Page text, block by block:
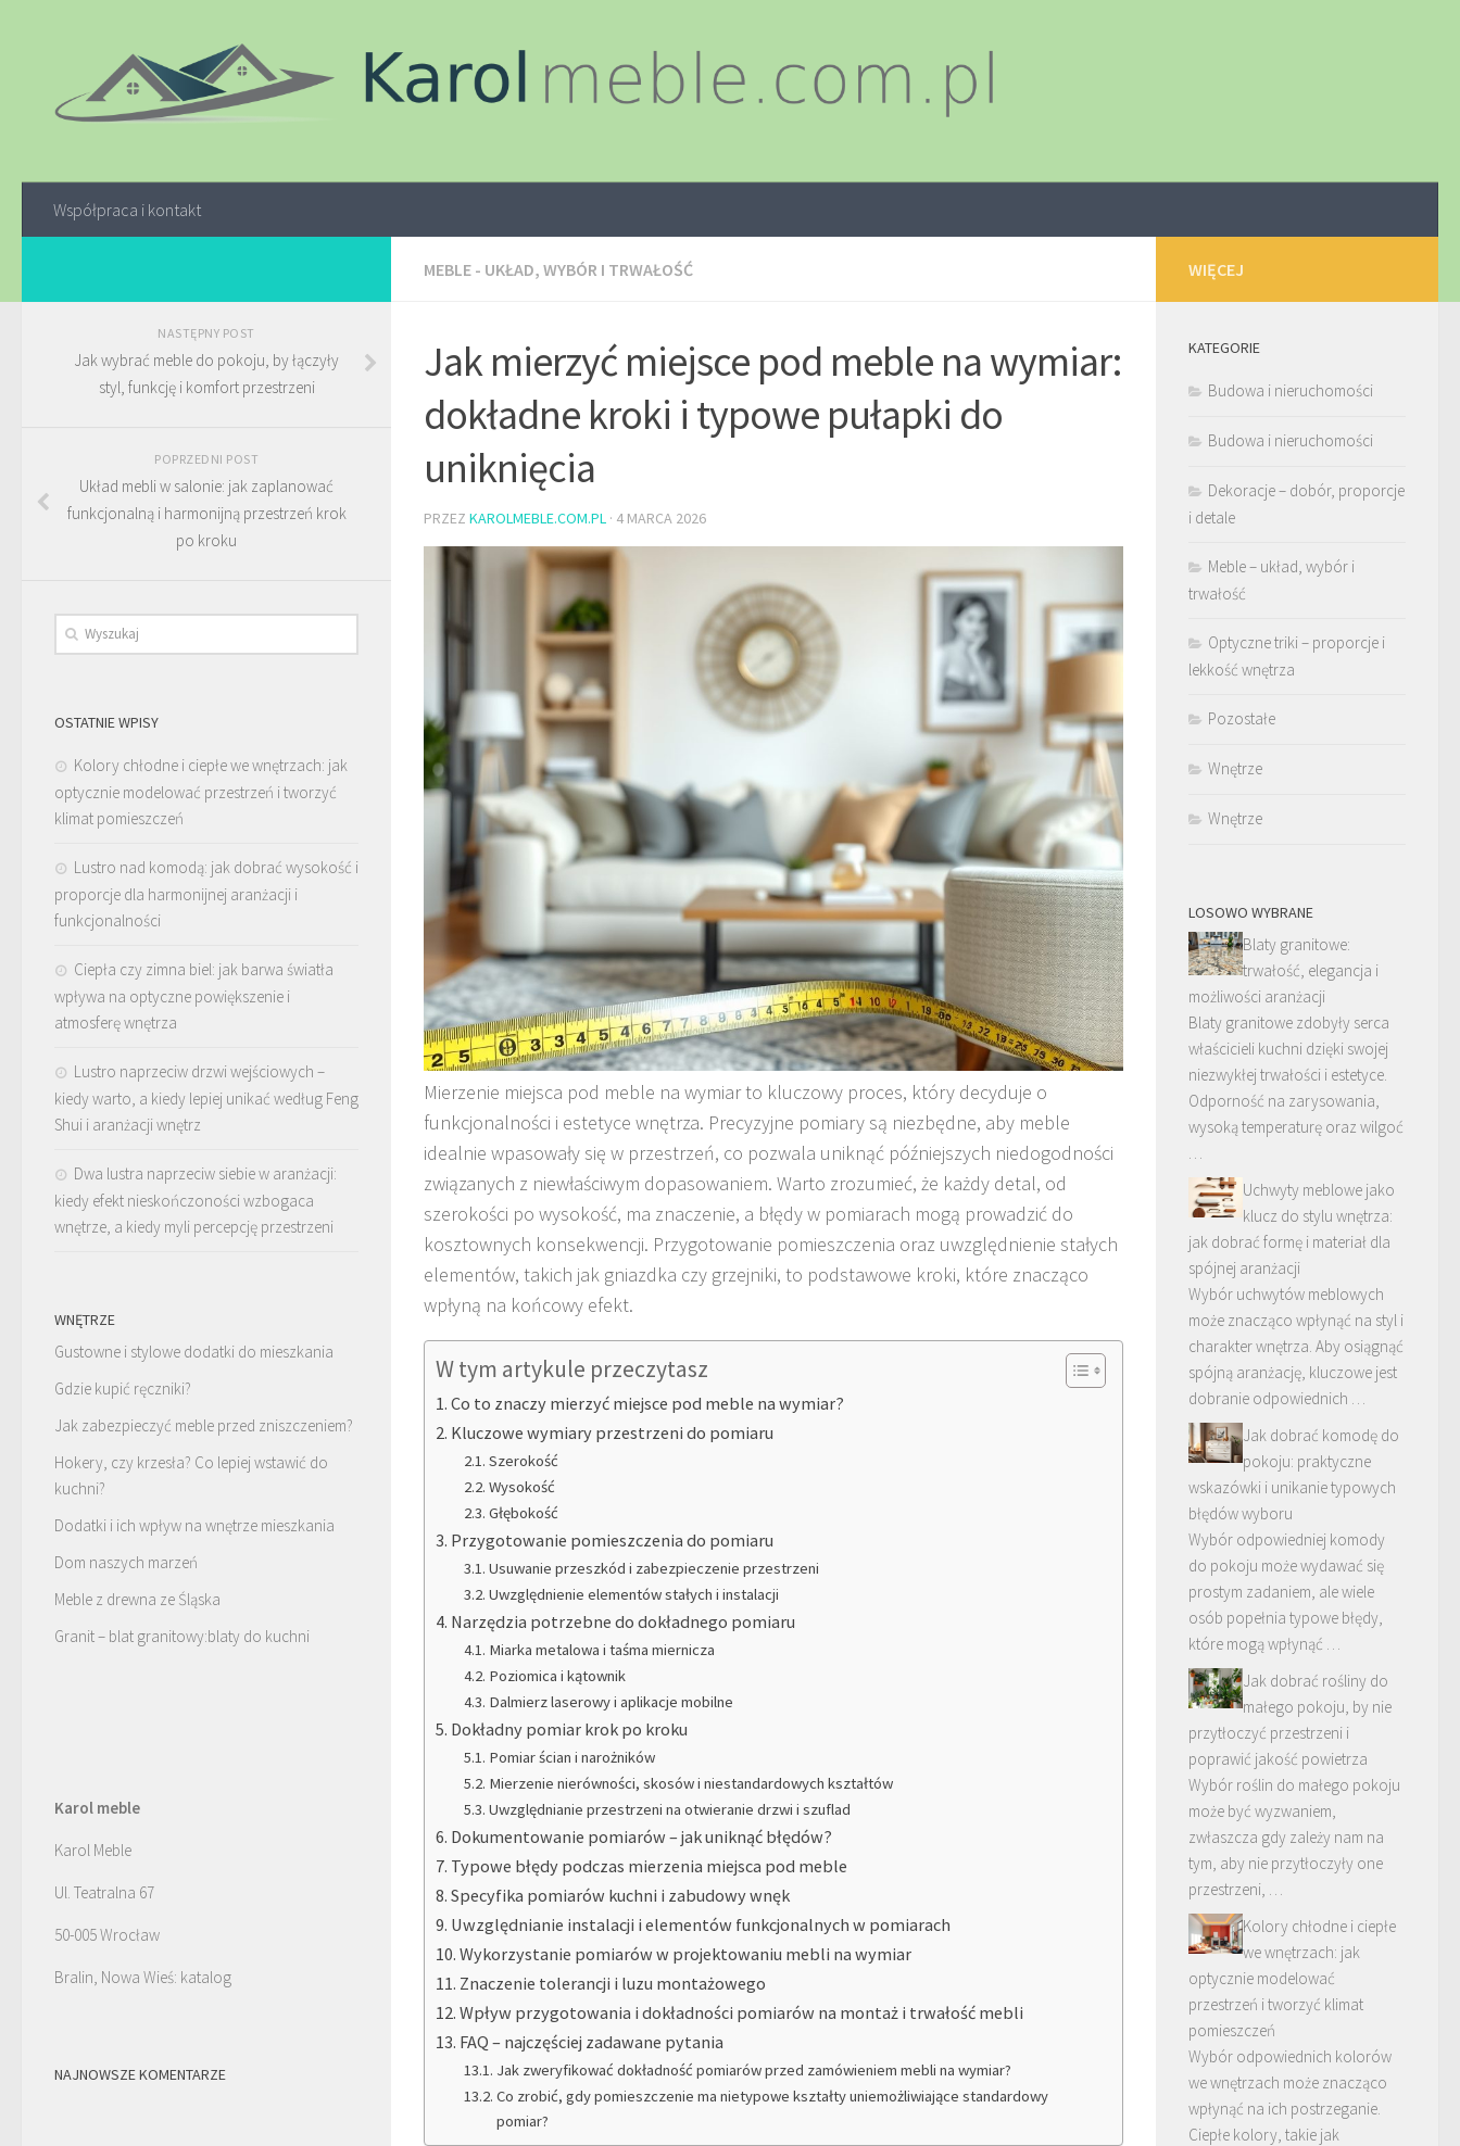
Współpraca i kontakt
MEBLE - UKŁAD, WYBÓR I TRWAŁOŚĆ
Jak mierzyć miejsce pod meble na wymiar:
dokładne kroki i typowe pułapki do
uniknięcia
PRZEZ KAROLMEBLE.COM.PL · 4 MARCA 2026
Mierzenie miejsca pod meble na wymiar to kluczowy proces, który decyduje o
funkcjonalności i estetyce wnętrza. Precyzyjne pomiary są niezbędne, aby meble
idealnie wpasowały się w przestrzeń, co pozwala uniknąć późniejszych niedogodności
związanych z niewłaściwym dopasowaniem. Warto zrozumieć, że każdy detal, od
szerokości po wysokość, ma znaczenie, a błędy w pomiarach mogą prowadzić do
kosztownych konsekwencji. Przygotowanie pomieszczenia oraz uwzględnienie stałych
elementów, takich jak gniazdka czy grzejniki, to podstawowe kroki, które znacząco
wpłyną na końcowy efekt.
W tym artykule przeczytasz
Co to znaczy mierzyć miejsce pod meble na wymiar?
Kluczowe wymiary przestrzeni do pomiaru
Szerokość
Wysokość
Głębokość
Przygotowanie pomieszczenia do pomiaru
Usuwanie przeszkód i zabezpieczenie przestrzeni
Uwzględnienie elementów stałych i instalacji
Narzędzia potrzebne do dokładnego pomiaru
Miarka metalowa i taśma miernicza
Poziomica i kątownik
Dalmierz laserowy i aplikacje mobilne
Dokładny pomiar krok po kroku
Pomiar ścian i narożników
Mierzenie nierówności, skosów i niestandardowych kształtów
Uwzględnianie przestrzeni na otwieranie drzwi i szuflad
Dokumentowanie pomiarów – jak uniknąć błędów?
Typowe błędy podczas mierzenia miejsca pod meble
Specyfika pomiarów kuchni i zabudowy wnęk
Uwzględnianie instalacji i elementów funkcjonalnych w pomiarach
Wykorzystanie pomiarów w projektowaniu mebli na wymiar
Znaczenie tolerancji i luzu montażowego
Wpływ przygotowania i dokładności pomiarów na montaż i trwałość mebli
FAQ – najczęściej zadawane pytania
Jak zweryfikować dokładność pomiarów przed zamówieniem mebli na wymiar?
Co zrobić, gdy pomieszczenie ma nietypowe kształty uniemożliwiające standardowy
pomiar?
NASTĘPNY POST
Jak wybrać meble do pokoju, by łączyły
styl, funkcję i komfort przestrzeni
POPRZEDNI POST
Układ mebli w salonie: jak zaplanować
funkcjonalną i harmonijną przestrzeń krok
po kroku
OSTATNIE WPISY
Kolory chłodne i ciepłe we wnętrzach: jak
optycznie modelować przestrzeń i tworzyć
klimat pomieszczeń
Lustro nad komodą: jak dobrać wysokość i
proporcje dla harmonijnej aranżacji i
funkcjonalności
Ciepła czy zimna biel: jak barwa światła
wpływa na optyczne powiększenie i
atmosferę wnętrza
Lustro naprzeciw drzwi wejściowych –
kiedy warto, a kiedy lepiej unikać według Feng
Shui i aranżacji wnętrz
Dwa lustra naprzeciw siebie w aranżacji:
kiedy efekt nieskończoności wzbogaca
wnętrze, a kiedy myli percepcję przestrzeni
WNĘTRZE
Gustowne i stylowe dodatki do mieszkania
Gdzie kupić ręczniki?
Jak zabezpieczyć meble przed zniszczeniem?
Hokery, czy krzesła? Co lepiej wstawić do
kuchni?
Dodatki i ich wpływ na wnętrze mieszkania
Dom naszych marzeń
Meble z drewna ze Śląska
Granit – blat granitowy:blaty do kuchni
Karol meble
Karol Meble
Ul. Teatralna 67
50-005 Wrocław
Bralin, Nowa Wieś: katalog
NAJNOWSZE KOMENTARZE
WIĘCEJ
KATEGORIE
Budowa i nieruchomości
Budowa i nieruchomości
Dekoracje – dobór, proporcje
i detale
Meble – układ, wybór i
trwałość
Optyczne triki – proporcje i
lekkość wnętrza
Pozostałe
Wnętrze
Wnętrze
LOSOWO WYBRANE
Blaty granitowe:
trwałość, elegancja i
możliwości aranżacji
Blaty granitowe zdobyły serca
właścicieli kuchni dzięki swojej
niezwykłej trwałości i estetyce.
Odporność na zarysowania,
wysoką temperaturę oraz wilgoć
…
Uchwyty meblowe jako
klucz do stylu wnętrza:
jak dobrać formę i materiał dla
spójnej aranżacji
Wybór uchwytów meblowych
może znacząco wpłynąć na styl i
charakter wnętrza. Aby osiągnąć
spójną aranżację, kluczowe jest
dobranie odpowiednich …
Jak dobrać komodę do
pokoju: praktyczne
wskazówki i unikanie typowych
błędów wyboru
Wybór odpowiedniej komody
do pokoju może wydawać się
prostym zadaniem, ale wiele
osób popełnia typowe błędy,
które mogą wpłynąć …
Jak dobrać rośliny do
małego pokoju, by nie
przytłoczyć przestrzeni i
poprawić jakość powietrza
Wybór roślin do małego pokoju
może być wyzwaniem,
zwłaszcza gdy zależy nam na
tym, aby nie przytłoczyły one
przestrzeni, …
Kolory chłodne i ciepłe
we wnętrzach: jak
optycznie modelować
przestrzeń i tworzyć klimat
pomieszczeń
Wybór odpowiednich kolorów
we wnętrzach może znacząco
wpłynąć na ich postrzeganie.
Ciepłe kolory, takie jak